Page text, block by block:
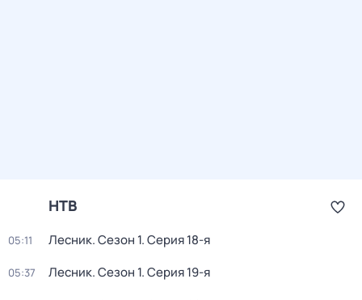
НТВ
05:11 Лесник. Сезон 1. Серия 18-я
05:37 Лесник. Сезон 1. Серия 19-я